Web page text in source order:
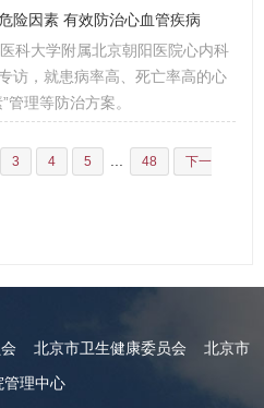
险因素 有效防治心血管疾病
科大学附属北京朝阳医院心内科
访，就患病率高、死亡率高的心
管理等防治方案。
3 4 5 48 下一
北京市卫生健康委员会
北京市
管理中心